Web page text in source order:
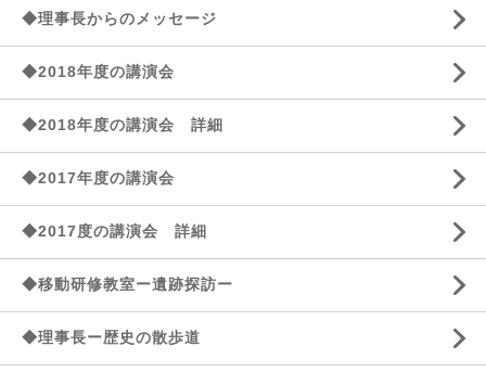
◆理事長からのメッセージ
◆2018年度の講演会
◆2018年度の講演会 詳細
◆2017年度の講演会
◆2017度の講演会 詳細
◆移動研修教室ー遺跡探訪ー
◆理事長ー歴史の散歩道